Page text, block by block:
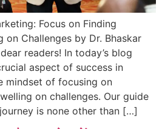
Focus on Finding
on Challenges by Dr. Bhaskar
readers! In today’s blog
aspect of success in
mindset of focusing on
on challenges. Our guide
is none other than […]